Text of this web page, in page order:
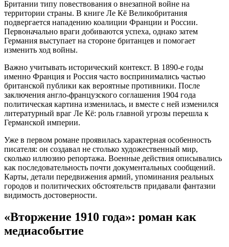
Британии типу повествования о внезапной войне на
территории страны. В книге Ле Кё Великобритания
подвергается нападению коалиции Франции и России.
Первоначально враги добиваются успеха, однако затем
Германия выступает на стороне британцев и помогает
изменить ход войны.
Важно учитывать исторический контекст. В 1890-е годы
именно Франция и Россия часто воспринимались частью
британской публики как вероятные противники. После
заключения англо-французского соглашения 1904 года
политическая картина изменилась, и вместе с ней изменился
литературный враг Ле Кё: роль главной угрозы перешла к
Германской империи.
Уже в первом романе проявилась характерная особенность
писателя: он создавал не столько художественный мир,
сколько иллюзию репортажа. Военные действия описывались
как последовательность почти документальных сообщений.
Карты, детали передвижения армий, упоминания реальных
городов и политических обстоятельств придавали фантазии
видимость достоверности.
«Вторжение 1910 года»: роман как
медиасобытие